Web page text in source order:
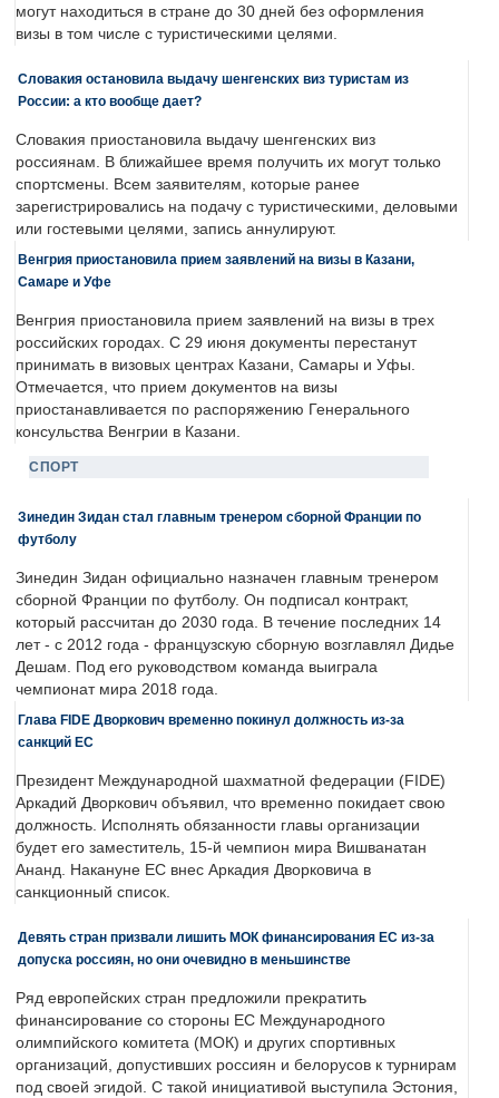
могут находиться в стране до 30 дней без оформления
визы в том числе с туристическими целями.
Словакия остановила выдачу шенгенских виз туристам из
России: а кто вообще дает?
Словакия приостановила выдачу шенгенских виз
россиянам. В ближайшее время получить их могут только
спортсмены. Всем заявителям, которые ранее
зарегистрировались на подачу с туристическими, деловыми
или гостевыми целями, запись аннулируют.
Венгрия приостановила прием заявлений на визы в Казани,
Самаре и Уфе
Венгрия приостановила прием заявлений на визы в трех
российских городах. С 29 июня документы перестанут
принимать в визовых центрах Казани, Самары и Уфы.
Отмечается, что прием документов на визы
приостанавливается по распоряжению Генерального
консульства Венгрии в Казани.
СПОРТ
Зинедин Зидан стал главным тренером сборной Франции по
футболу
Зинедин Зидан официально назначен главным тренером
сборной Франции по футболу. Он подписал контракт,
который рассчитан до 2030 года. В течение последних 14
лет - с 2012 года - французскую сборную возглавлял Дидье
Дешам. Под его руководством команда выиграла
чемпионат мира 2018 года.
Глава FIDE Дворкович временно покинул должность из-за
санкций ЕС
Президент Международной шахматной федерации (FIDE)
Аркадий Дворкович объявил, что временно покидает свою
должность. Исполнять обязанности главы организации
будет его заместитель, 15-й чемпион мира Вишванатан
Ананд. Накануне ЕС внес Аркадия Дворковича в
санкционный список.
Девять стран призвали лишить МОК финансирования ЕС из-за
допуска россиян, но они очевидно в меньшинстве
Ряд европейских стран предложили прекратить
финансирование со стороны ЕС Международного
олимпийского комитета (МОК) и других спортивных
организаций, допустивших россиян и белорусов к турнирам
под своей эгидой. С такой инициативой выступила Эстония,